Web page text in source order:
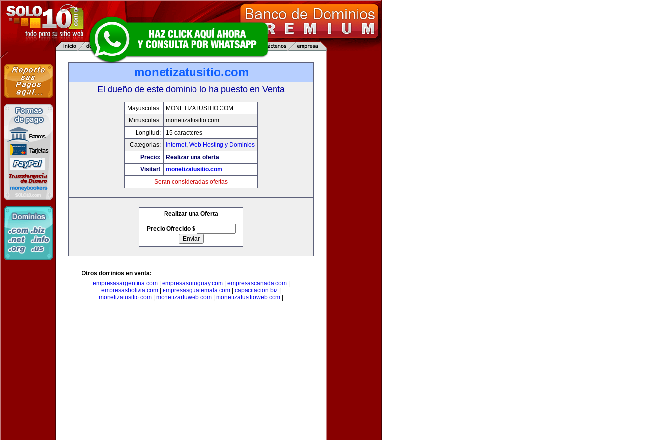
monetizatusitio.com
El dueño de este dominio lo ha puesto en Venta
Mayusculas:
MONETIZATUSITIO.COM
Minusculas:
monetizatusitio.com
Longitud:
15 caracteres
Categorias:
Internet, Web Hosting y Dominios
Precio:
Realizar una oferta!
Visitar!
monetizatusitio.com
Serán consideradas ofertas
Realizar una Oferta
Precio Ofrecido $
Otros dominios en venta:
empresasargentina.com| empresasuruguay.com| empresascanada.com|
empresasbolivia.com
empresasguatemala.com capacitacion.biz
monetizatusitio.com
monetizartuweb.com monetizatusitioweb.com